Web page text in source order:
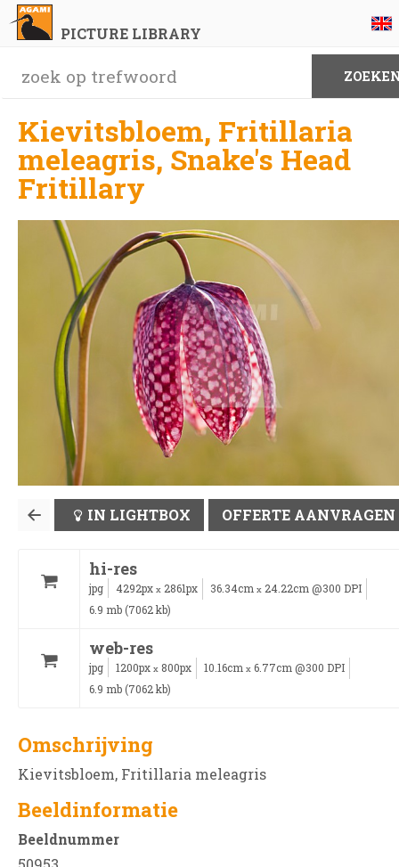
PICTURE LIBRARY
Kievitsbloem, Fritillaria
meleagris, Snake's Head
Fritillary
IN LIGHTBOX OFFERTE AANVRAGEN
hi-res
jpg 4292px x 2861px 36.34cm x 24.22cm @300 DPI
6.9 mb (7062 kb)
web-res
jpg 1200px x 800px 10.16cm x 6.77cm @300 DPI
6.9 mb (7062 kb)
Omschrijving
Kievitsbloem, Fritillaria meleagris
Beeldinformatie
Beeldnummer